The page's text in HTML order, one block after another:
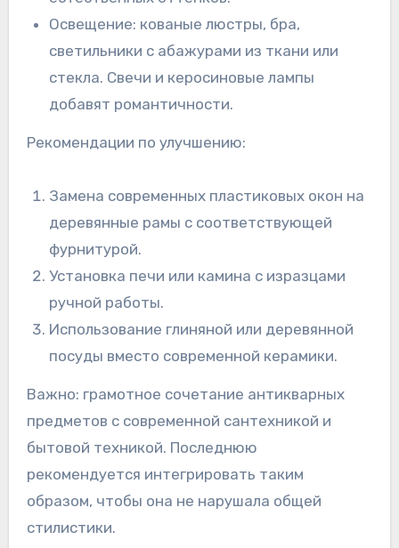
Освещение: кованые люстры, бра,
светильники с абажурами из ткани или
стекла. Свечи и керосиновые лампы
добавят романтичности.
Рекомендации по улучшению:
Замена современных пластиковых окон на
деревянные рамы с соответствующей
фурнитурой.
Установка печи или камина с изразцами
ручной работы.
Использование глиняной или деревянной
посуды вместо современной керамики.
Важно: грамотное сочетание антикварных
предметов с современной сантехникой и
бытовой техникой. Последнюю
рекомендуется интегрировать таким
образом, чтобы она не нарушала общей
стилистики.